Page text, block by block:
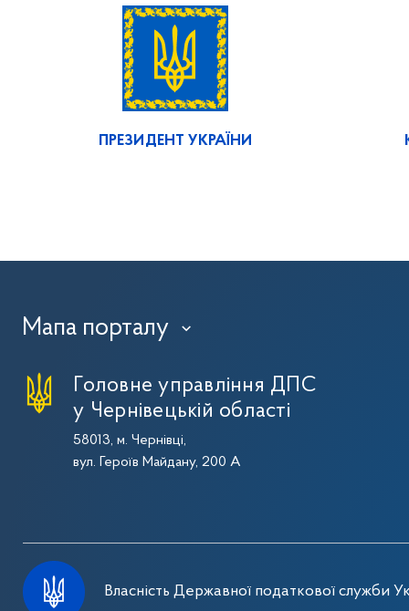
ПРЕЗИДЕНТ УКРАЇНИ
Мапа порталу ›
Головне управління ДПС
у Чернівецькій області
58013, м. Чернівці,
вул. Героїв Майдану, 200 А
Власність Державної податкової служби